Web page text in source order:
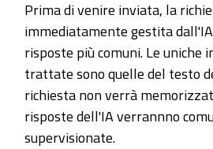
Prima di venire inviata, la
immediatamente gestita
risposte più comuni. Le uniche
trattate sono quelle del testo
richiesta non verrà
risposte dell'IA verrannno
supervisionate.